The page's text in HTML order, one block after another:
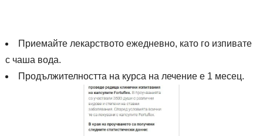
Приемайте лекарството ежедневно, като го изпивате
с чаша вода.
Продължителността на курса на лечение е 1 месец.